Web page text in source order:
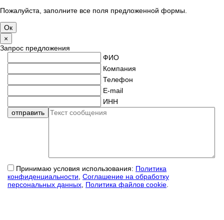
Пожалуйста, заполните все поля предложенной формы.
×
Запрос предложения
ФИО
Компания
Телефон
E-mail
ИНН
Принимаю условия использования: Политика
конфиденциальности Соглашение на обработку
персональных данных Политика файлов cookie